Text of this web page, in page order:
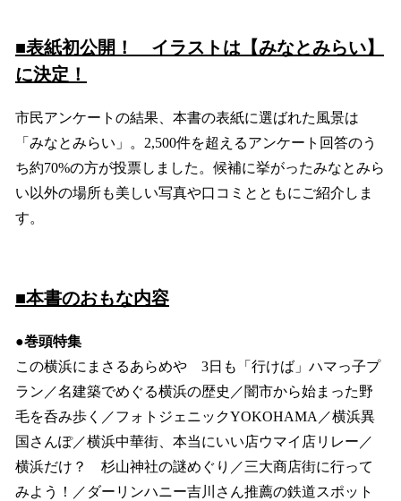
■表紙初公開！ イラストは【みなとみらい】
に決定！
市民アンケートの結果、本書の表紙に選ばれた風景は
「みなとみらい」。2,500件を超えるアンケート回答のう
ち約70%の方が投票しました。候補に挙がったみなとみら
い以外の場所も美しい写真や口コミとともにご紹介しま
す。
■本書のおもな内容
●巻頭特集
この横浜にまさるあらめや 3日も「行けば」ハマっ子プ
ラン／名建築でめぐる横浜の歴史／闇市から始まった野
毛を呑み歩く／フォトジェニックYOKOHAMA／横浜異
国さんぽ／横浜中華街、本当にいい店ウマイ店リレー／
横浜だけ？ 杉山神社の謎めぐり／三大商店街に行って
みよう！／ダーリンハニー吉川さん推薦の鉄道スポット